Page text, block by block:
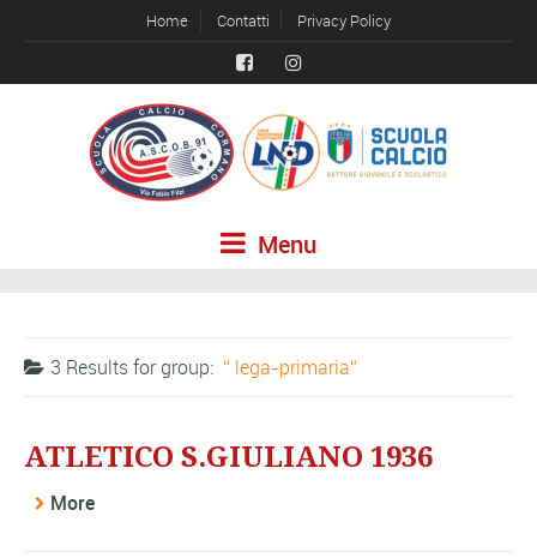
Home Contatti Privacy Policy
Menu
3 Results forgroup: lega-primaria
ATLETICO S.GIULIANO 1936
More